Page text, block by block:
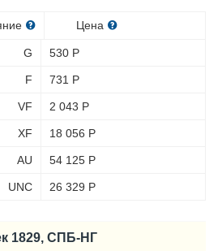
Цена
G 530 Р
F 731 Р
VF 2 043 Р
XF 18 056 Р
AU 54 125 Р
UNC 26 329 Р
1829, СПБ-НГ